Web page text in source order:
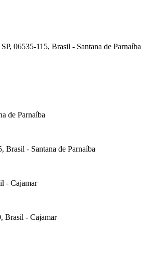
06535-115, Brasil - Santana de Parnaíba
de Parnaíba
Brasil - Santana de Parnaíba
- Cajamar
Brasil - Cajamar